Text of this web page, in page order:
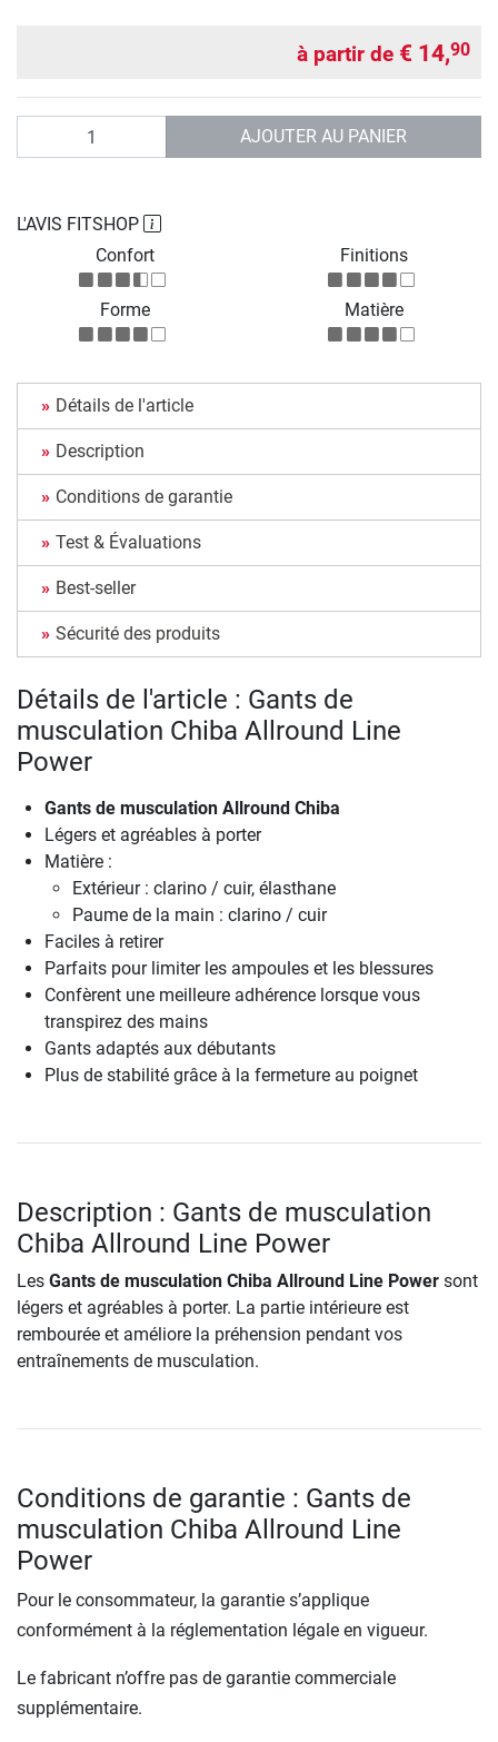
à partir de € 14,90
AJOUTER AU PANIER
L'AVIS FITSHOP
Confort
Finitions
Forme Matière
Détails de l'article
Description
Conditions de garantie
Test & Évaluations
Best-seller
Sécurité des produits
Détails de l'article : Gants de
musculation Chiba Allround Line
Power
Gants de musculation Allround Chiba
Légers et agréables à porter
Matière :
Extérieur : clarino / cuir, élasthane
Paume de la main : clarino / cuir
Faciles à retirer
Parfaits pour limiter les ampoules et les blessures
Confèrent une meilleure adhérence lorsque vous
transpirez des mains
Gants adaptés aux débutants
Plus de stabilité grâce à la fermeture au poignet
Description : Gants de musculation
Chiba Allround Line Power
Les Gants de musculation Chiba Allround Line Power sont
légers et agréables à porter. La partie intérieure est
rembourée et améliore la préhension pendant vos
entraînements de musculation.
Conditions de garantie : Gants de
musculation Chiba Allround Line
Power
Pour le consommateur, la garantie s’applique
conformément à la réglementation légale en vigueur.
Le fabricant n’offre pas de garantie commerciale
supplémentaire.